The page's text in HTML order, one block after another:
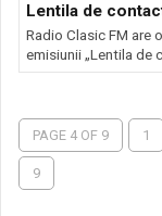
Lentila de
Radio Clasic FM are
emisiunii „Lentila de
PAGE 4 OF 9 1
9